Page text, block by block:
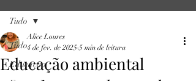
Tudo
Educação
Tudo
Educação ambiental
Alice Loures
4 de fev. de 2025 5 min de leitura